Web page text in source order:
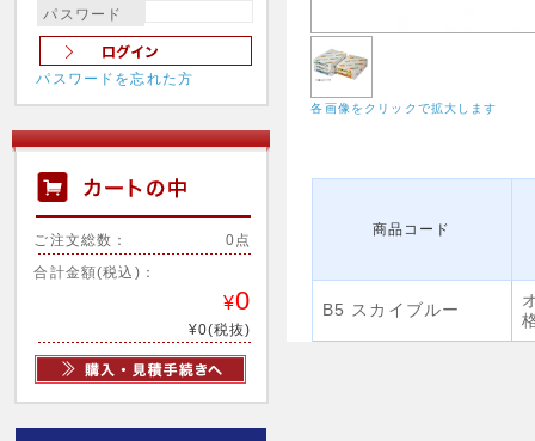
パスワード
パスワードを忘れた方
ご注文総数： 0点
合計金額(税込)：
¥0
¥0(税抜)
各画像をクリックで拡大します
商品コード
B5 スカイブルー